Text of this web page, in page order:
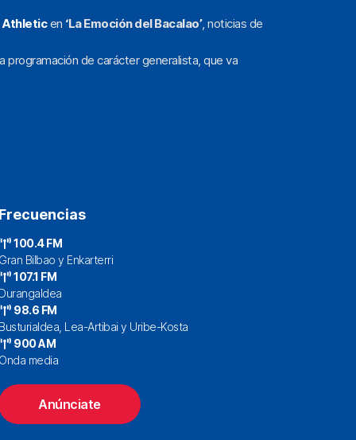
Athleticen ‘La Emoción del Bacalao’, noticias de
programación de carácter generalista, que va
100.4 FM
Bilbao y Enkarterri
107.1 FM
98.6 FM
Lea-Artibai y Uribe-Kosta
900 AM
media
Anúnciate